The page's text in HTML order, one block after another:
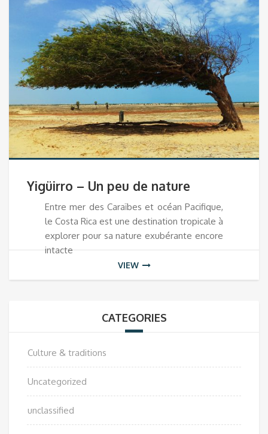
Yigüirro – Un peu de nature
Entre mer des Caraïbes et océan Pacifique,
le Costa Rica est une destination tropicale à
explorer pour sa nature exubérante encore
intacte
VIEW
CATEGORIES
Culture & traditions
Uncategorized
unclassified